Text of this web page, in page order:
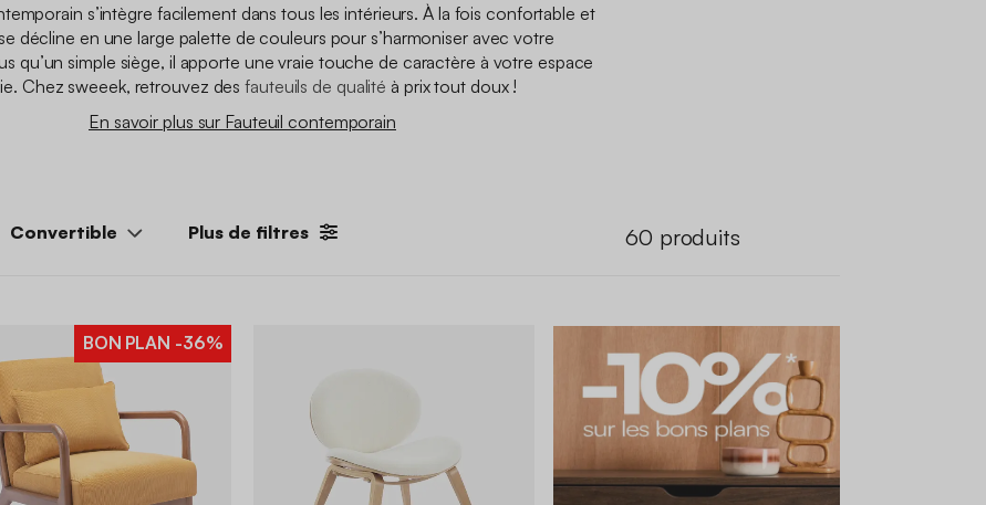
s’intègre facilement dans tous les intérieurs. À la fois confortable et
décline en une large palette de couleurs pour s’harmoniser avec votre
qu’un simple siège, il apporte une vraie touche de caractère à votre espace
Chez sweeek, retrouvez desfauteuils de qualité à prix tout doux !
En savoir plus sur Fauteuil contemporain
Convertible Plus de filtres 60 produits
BON PLAN -36%